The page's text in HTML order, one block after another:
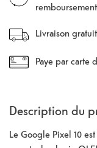
Livraison
Paye par carte
Description du
Le Google Pixel 10